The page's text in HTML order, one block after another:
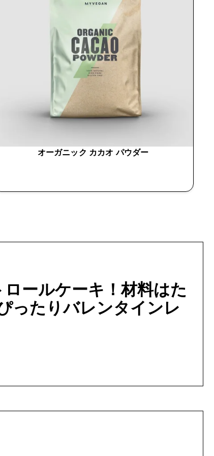
オーガニック カカオ パウダー
ールケーキ！材料はた
ったりバレンタインレ